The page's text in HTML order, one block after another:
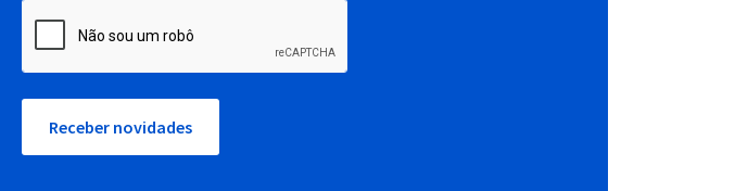
Receber novidades